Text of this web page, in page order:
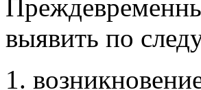
выявить по